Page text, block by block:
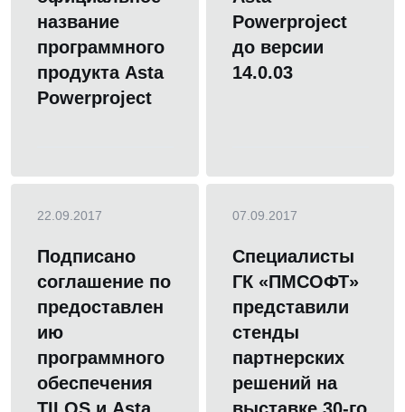
название
программного
продукта Asta
Powerproject
Powerproject
до версии
14.0.03
22.09.2017
Подписано
соглашение по
предоставлен
ию
программного
обеспечения
TILOS и Asta
07.09.2017
Специалисты
ГК «ПМСОФТ»
представили
стенды
партнерских
решений на
выставке 30-го